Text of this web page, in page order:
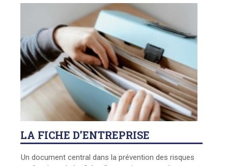
LA FICHE D’ENTREPRISE
Un document central dans la prévention des risques